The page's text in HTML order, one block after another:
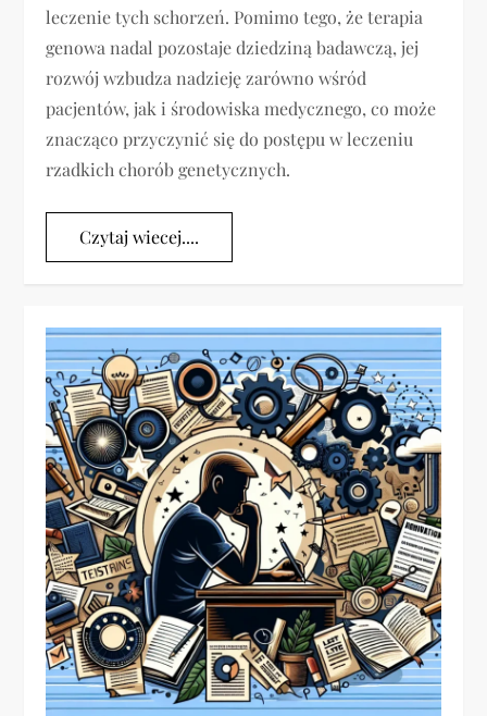
leczenie tych schorzeń. Pomimo tego, że terapia
genowa nadal pozostaje dziedziną badawczą, jej
rozwój wzbudza nadzieję zarówno wśród
pacjentów, jak i środowiska medycznego, co może
znacząco przyczynić się do postępu w leczeniu
rzadkich chorób genetycznych.
Czytaj wiecej....